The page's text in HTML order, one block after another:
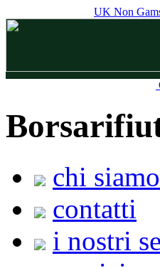
UK Non
chi siamo
contatti
i nostri